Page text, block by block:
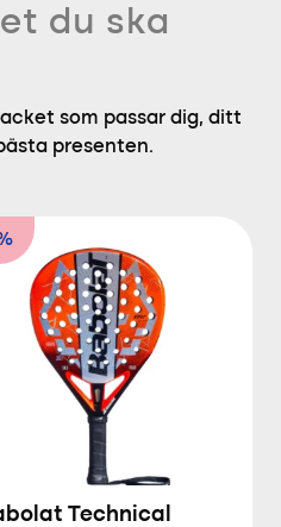
du ska
som passar dig, ditt
presenten.
Technical